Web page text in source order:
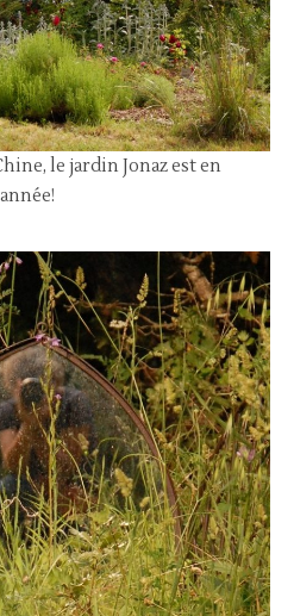
le jardin Jonaz est en